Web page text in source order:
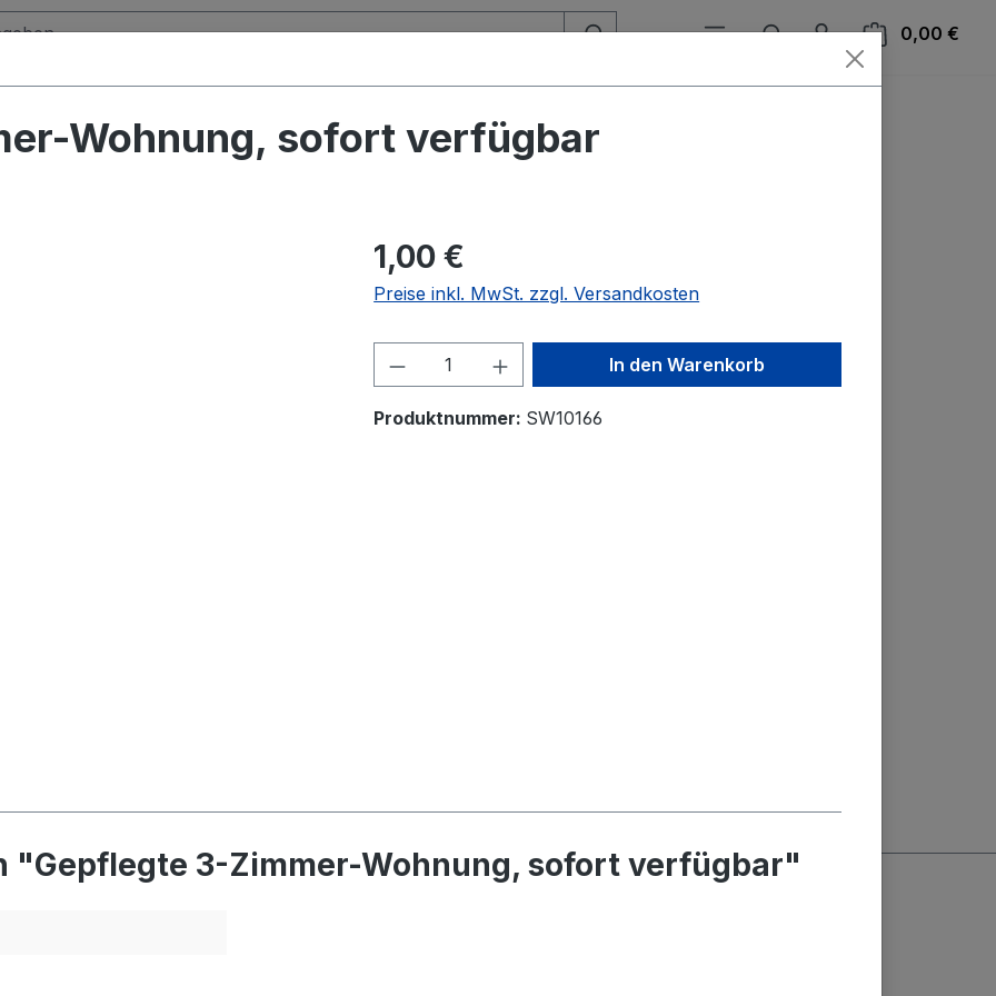
0,00 €
Wohnung, sofort verfügbar
1,00 €
Preise inkl. MwSt. zzgl. Versandkosten
Produkt Anzahl: Gib den gewünschten Wert
In den Warenkorb
Produktnummer: SW10166
"Gepflegte 3-Zimmer-Wohnung, sofort verfügbar"